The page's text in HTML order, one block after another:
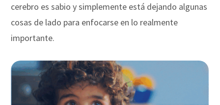
cerebro es sabio y simplemente está dejando algunas
cosas de lado para enfocarse en lo realmente
importante.